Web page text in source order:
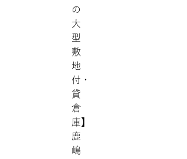
の
大
型
敷
地
付・
貸
倉
庫】
鹿
嶋